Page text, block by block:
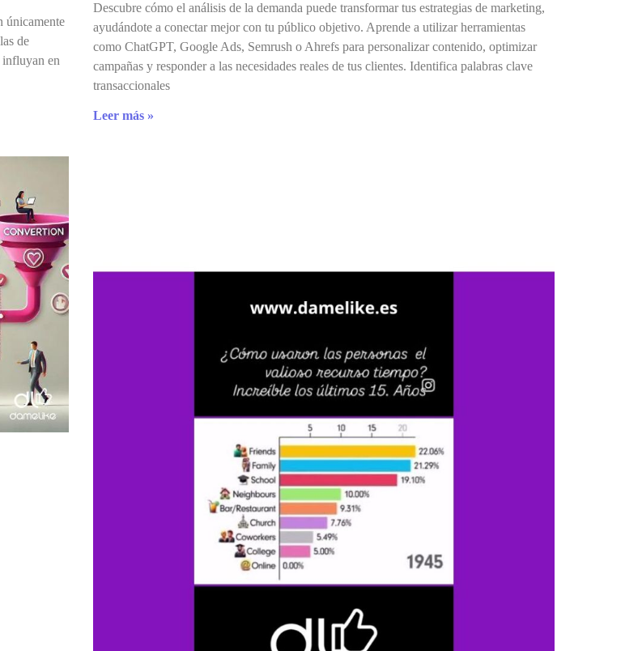
únicamente
de
influyan en
Descubre cómo el análisis de la demanda puede transformar tus estrategias de marketing,
ayudándote a conectar mejor con tu público objetivo. Aprende a utilizar herramientas
como ChatGPT, Google Ads, Semrush o Ahrefs para personalizar contenido, optimizar
campañas y responder a las necesidades reales de tus clientes. Identifica palabras clave
transaccionales
Leer más »